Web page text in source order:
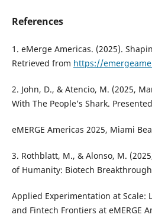
References
1. eMerge Americas. (2025).
Retrieved from https://
2. John, D., & Atencio, M. (2025,
With The People’s Shark.
eMERGE Americas 2025, Miami
3. Rothblatt, M., & Alonso, M.
of Humanity: Biotech
Applied Experimentation at Scale:
and Fintech Frontiers at eMERGE